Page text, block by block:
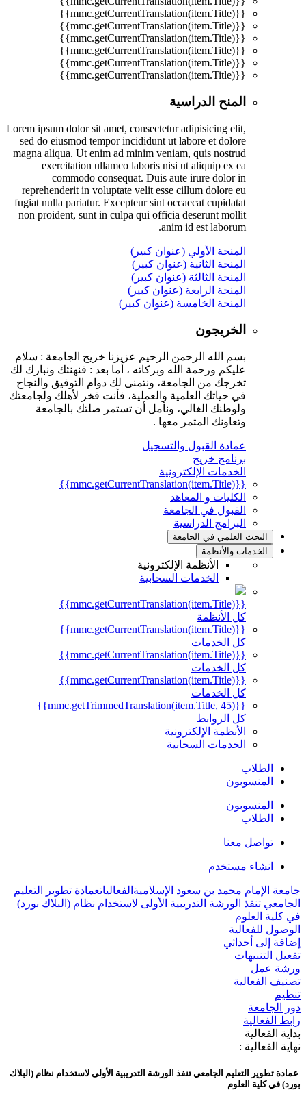
{{mmc.getCurrentTranslation(item.Title)}}
{{mmc.getCurrentTranslation(item.Title)}}
{{mmc.getCurrentTranslation(item.Title)}}
{{mmc.getCurrentTranslation(item.Title)}}
{{mmc.getCurrentTranslation(item.Title)}}
{{mmc.getCurrentTranslation(item.Title)}}
المنح الدراسية
Lorem ipsum dolor sit amet, consectetur adipisicing elit,
sed do eiusmod tempor incididunt ut labore et dolore
magna aliqua. Ut enim ad minim veniam, quis nostrud
exercitation ullamco laboris nisi ut aliquip ex ea
commodo consequat. Duis aute irure dolor in
reprehenderit in voluptate velit esse cillum dolore eu
fugiat nulla pariatur. Excepteur sint occaecat cupidatat
non proident, sunt in culpa qui officia deserunt mollit
anim id est laborum.
المنحة الأولي (عنوان كبير)
المنحة الثانية (عنوان كبير)
المنحة الثالثة (عنوان كبير)
المنحة الرابعة (عنوان كبير)
المنحة الخامسة (عنوان كبير)
الخريجون
بسم الله الرحمن الرحيم عزيزنا خريج الجامعة : سلام
عليكم ورحمة الله وبركاته ، أما بعد : فنهنئك ونبارك لك
تخرجك من الجامعة، ونتمنى لك دوام التوفيق والنجاح
في حياتك العلمية والعملية، فأنت فخر لأهلك ولجامعتك
ولوطنك الغالي، ونأمل أن تستمر صلتك بالجامعة
وتعاونك المثمر معها .
عمادة القبول والتسجيل
برنامج خريج
الخدمات الإلكترونية
{{mmc.getCurrentTranslation(item.Title)}}
الكليات و المعاهد
القبول في الجامعة
البرامج الدراسية
البحث العلمي في الجامعة
الخدمات والأنظمة
الأنظمة الإلكترونية
الخدمات السحابية
{{mmc.getCurrentTranslation(item.Title)}}
كل الأنظمة
{{mmc.getCurrentTranslation(item.Title)}}
كل الخدمات
{{mmc.getCurrentTranslation(item.Title)}}
كل الخدمات
{{mmc.getCurrentTranslation(item.Title)}}
كل الخدمات
{{mmc.getTrimmedTranslation(item.Title, 45)}}
كل الروابط
الأنظمة الإلكترونية
الخدمات السحابية
الطلاب
المنسوبون
المنسوبون
الطلاب
تواصل معنا
انشاء مستخدم
جامعة الإمام محمد بن سعود الإسلامية الفعالياتعمادة تطوير التعليم
الجامعي تنفذ الورشة التدريبية الأولى لاستخدام نظام (البلاك بورد)
في كلية العلوم
الوصول للفعالية
إضافة إلى أحداثي
تفعيل التنبيهات
ورشة عمل
تصنيف الفعالية
تنظيم
دور الجامعة
رابط الفعالية
بداية الفعالية
نهاية الفعالية :
عمادة تطوير التعليم الجامعي تنفذ الورشة التدريبية الأولى لاستخدام نظام (البلاك
بورد) في كلية العلوم